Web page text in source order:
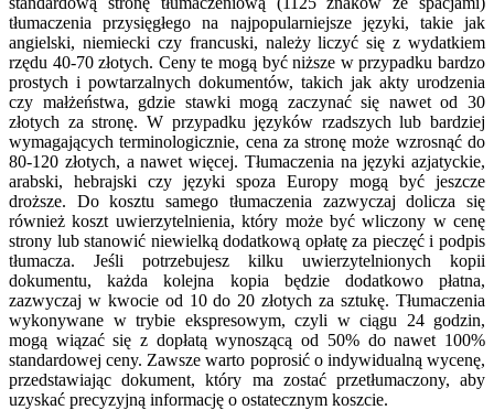
tłumaczenia przysięgłego na najpopularniejsze języki, takie jak
angielski, niemiecki czy francuski, należy liczyć się z wydatkiem
rzędu 40-70 złotych. Ceny te mogą być niższe w przypadku bardzo
prostych i powtarzalnych dokumentów, takich jak akty urodzenia
czy małżeństwa, gdzie stawki mogą zaczynać się nawet od 30
złotych za stronę. W przypadku języków rzadszych lub bardziej
wymagających terminologicznie, cena za stronę może wzrosnąć do
80-120 złotych, a nawet więcej. Tłumaczenia na języki azjatyckie,
arabski, hebrajski czy języki spoza Europy mogą być jeszcze
droższe. Do kosztu samego tłumaczenia zazwyczaj dolicza się
również koszt uwierzytelnienia, który może być wliczony w cenę
strony lub stanowić niewielką dodatkową opłatę za pieczęć i podpis
tłumacza. Jeśli potrzebujesz kilku uwierzytelnionych kopii
dokumentu, każda kolejna kopia będzie dodatkowo płatna,
zazwyczaj w kwocie od 10 do 20 złotych za sztukę. Tłumaczenia
wykonywane w trybie ekspresowym, czyli w ciągu 24 godzin,
mogą wiązać się z dopłatą wynoszącą od 50% do nawet 100%
standardowej ceny. Zawsze warto poprosić o indywidualną wycenę,
przedstawiając dokument, który ma zostać przetłumaczony, aby
uzyskać precyzyjną informację o ostatecznym koszcie.